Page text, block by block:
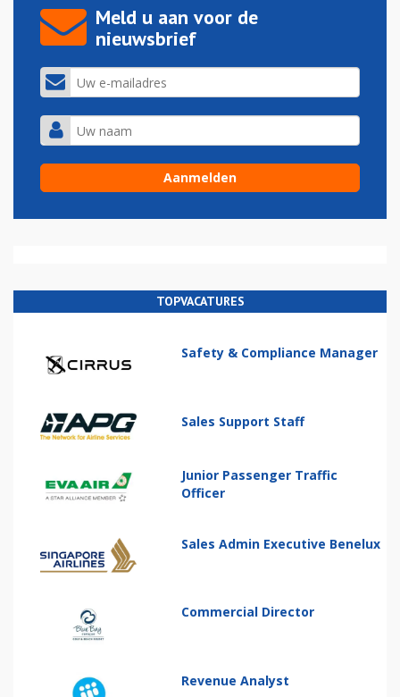
Meld u aan voor de
nieuwsbrief
TOPVACATURES
Safety & Compliance Manager
Sales Support Staff
Junior Passenger Traffic
Officer
Sales Admin Executive Benelux
Commercial Director
Revenue Analyst